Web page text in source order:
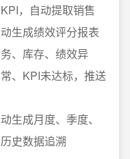
，自动提取销售
生成绩效评分报表
、库存、绩效异
、KPI未达标，推送
生成月度、季度、
史数据追溯